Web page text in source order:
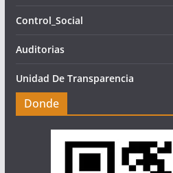
Control_Social
Auditorias
Unidad De Transparencia
Donde